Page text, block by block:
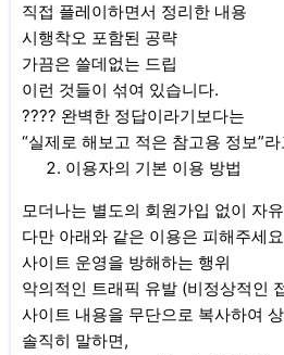
직접 플레이하면서 정리한 내용
시행착오 포함된 공략
가끔은 쓸데없는 드립
이런 것들이 섞여 있습니다.
???? 완벽한 정답이라기보다는
“실제로 해보고 적은 참고용 정보”
이용자의 기본 이용 방법
모더나는 별도의 회원가입 없이 자
다만 아래와 같은 이용은 피해주세
사이트 운영을 방해하는 행위
악의적인 트래픽 유발 (비정상적인
사이트 내용을 무단으로 복사하여
솔직히 말하면,